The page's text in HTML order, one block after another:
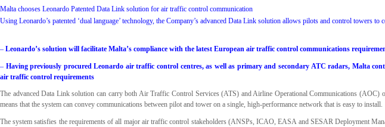
Malta chooses Leonardo Patented Data Link solution for air traffic control communication
Using Leonardo’s patented ‘dual language’ technology, the Company’s advanced Data Link solution allows pilots and control towers to
– Leonardo’s solution will facilitate Malta’s compliance with the latest European air traffic control communications
– Having previously procured Leonardo air traffic control centres, as well as primary and secondary ATC radars, Malta
air traffic control requirements
The advanced Data Link solution can carry both Air Traffic Control Services (ATS) and Airline Operational Communications (AOC)
means that the system can convey communications between pilot and tower on a single, high-performance network that is easy to install.
The system satisfies the requirements of all major air traffic control stakeholders (ANSPs, ICAO, EASA and SESAR Deployment